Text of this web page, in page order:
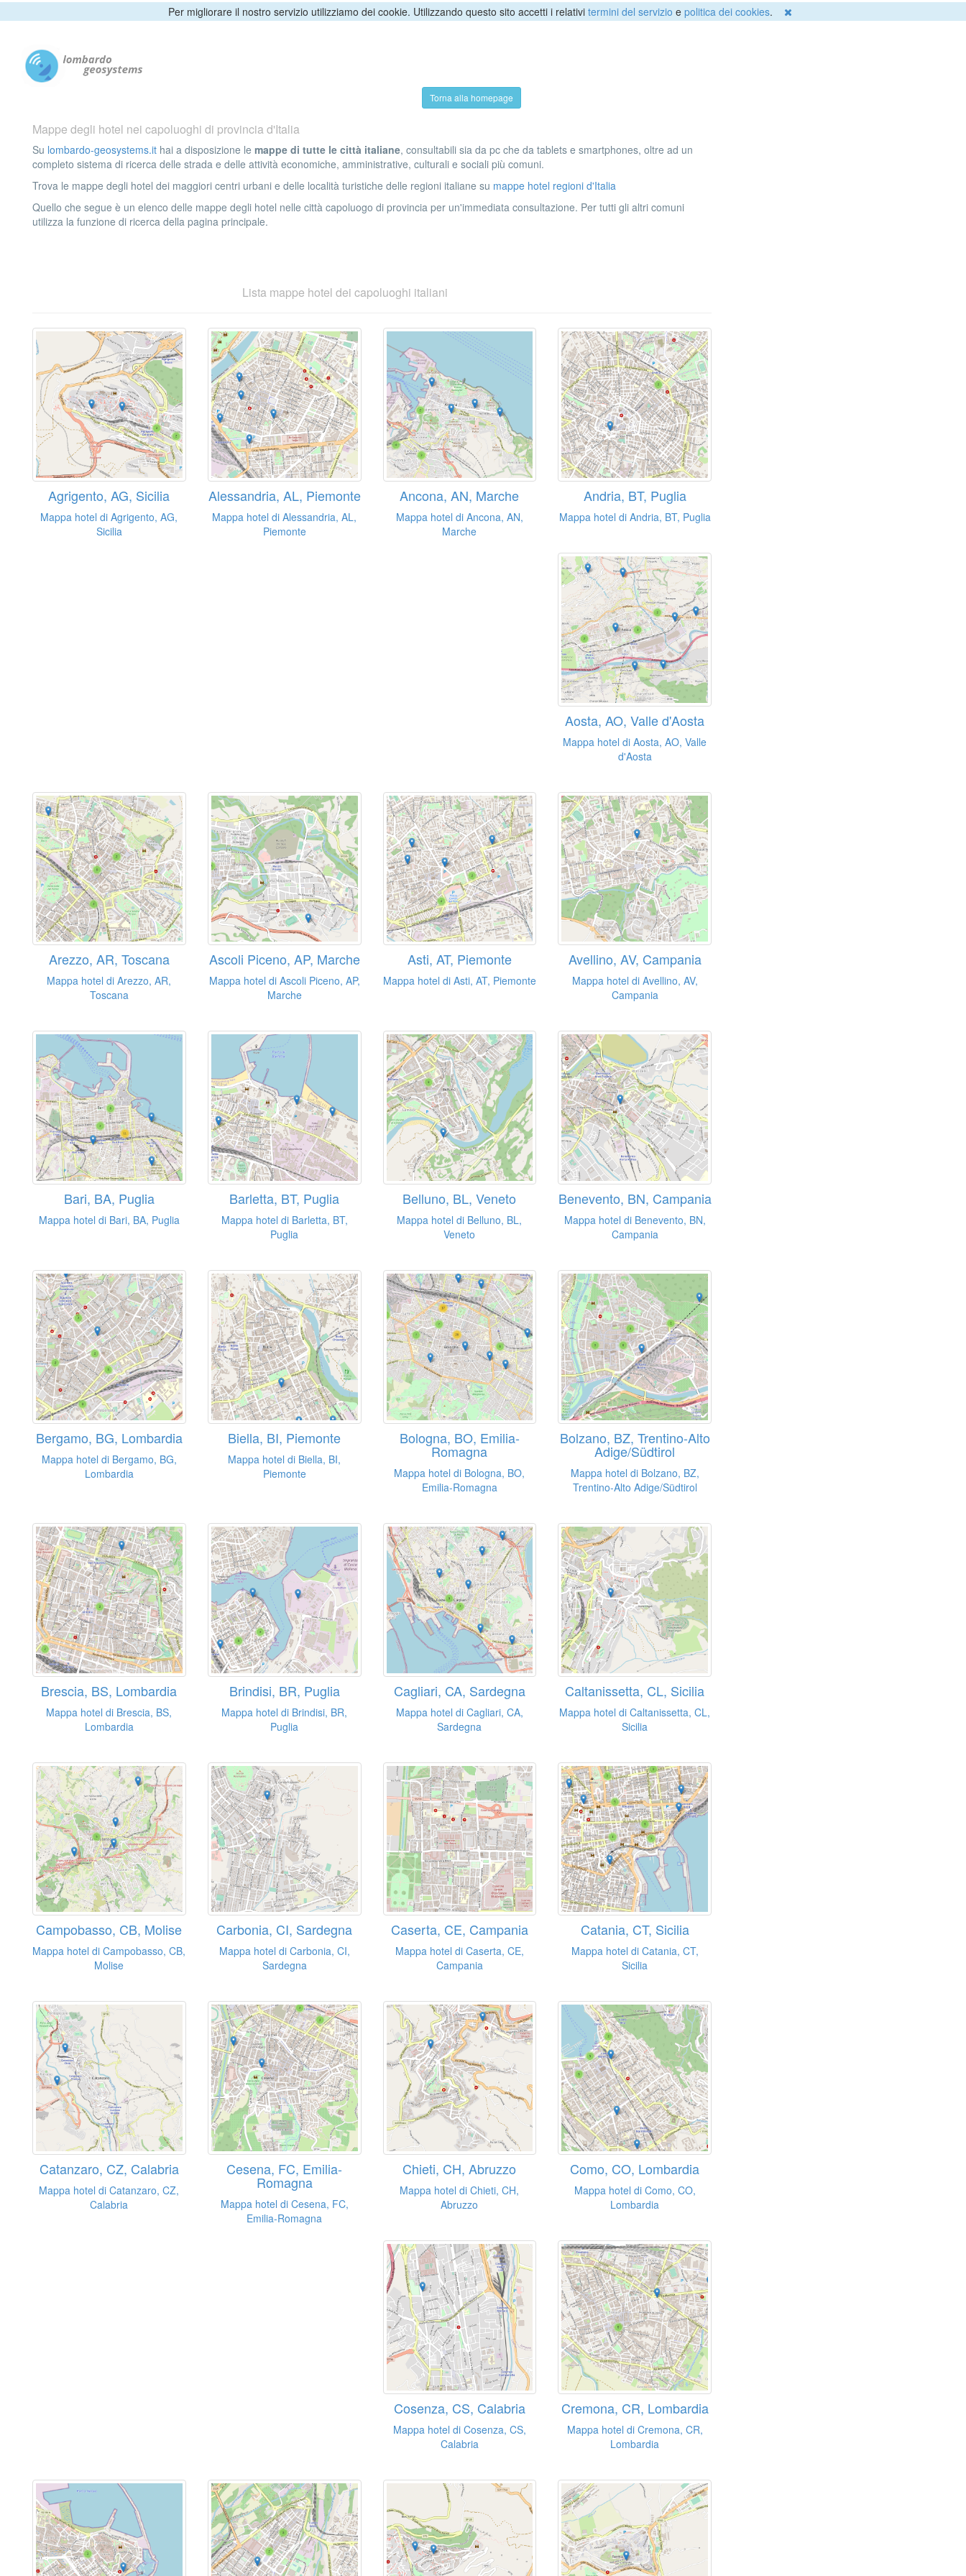
Per migliorare il nostro servizio utilizziamo dei cookie. Utilizzando questo sito accetti i relativi termini del servizio e politica dei cookies.
Torna alla homepage
Mappe degli hotel nei capoluoghi di provincia d'Italia
Su lombardo-geosystems.it hai a disposizione le mappe di tutte le città italiane, consultabili sia da pc che da tablets e smartphones, oltre ad un
completo sistema di ricerca delle strada e delle attività economiche, amministrative, culturali e sociali più comuni.
Trova le mappe degli hotel dei maggiori centri urbani e delle località turistiche delle regioni italiane su mappe hotel regioni d'Italia
Quello che segue è un elenco delle mappe degli hotel nelle città capoluogo di provincia per un'immediata consultazione. Per tutti gli altri comuni
utilizza la funzione di ricerca della pagina principale.
Lista mappe hotel dei capoluoghi italiani
Agrigento, AG, Sicilia
Mappa hotel di Agrigento, AG,
Sicilia
Alessandria, AL, Piemonte
Mappa hotel di Alessandria, AL,
Piemonte
Ancona, AN, Marche
Mappa hotel di Ancona, AN,
Marche
Andria, BT, Puglia
Mappa hotel di Andria, BT, Puglia
Aosta, AO, Valle d'Aosta
Mappa hotel di Aosta, AO, Valle
d'Aosta
Arezzo, AR, Toscana
Mappa hotel di Arezzo, AR,
Toscana
Ascoli Piceno, AP, Marche
Mappa hotel di Ascoli Piceno, AP,
Marche
Asti, AT, Piemonte
Mappa hotel di Asti, AT, Piemonte
Avellino, AV, Campania
Mappa hotel di Avellino, AV,
Campania
Bari, BA, Puglia
Mappa hotel di Bari, BA, Puglia
Barletta, BT, Puglia
Mappa hotel di Barletta, BT,
Puglia
Belluno, BL, Veneto
Mappa hotel di Belluno, BL,
Veneto
Benevento, BN, Campania
Mappa hotel di Benevento, BN,
Campania
Bergamo, BG, Lombardia
Mappa hotel di Bergamo, BG,
Lombardia
Biella, BI, Piemonte
Mappa hotel di Biella, BI,
Piemonte
Bologna, BO, Emilia-
Romagna
Mappa hotel di Bologna, BO,
Emilia-Romagna
Bolzano, BZ, Trentino-Alto
Adige/Südtirol
Mappa hotel di Bolzano, BZ,
Trentino-Alto Adige/Südtirol
Brescia, BS, Lombardia
Mappa hotel di Brescia, BS,
Lombardia
Brindisi, BR, Puglia
Mappa hotel di Brindisi, BR,
Puglia
Cagliari, CA, Sardegna
Mappa hotel di Cagliari, CA,
Sardegna
Caltanissetta, CL, Sicilia
Mappa hotel di Caltanissetta, CL,
Sicilia
Campobasso, CB, Molise
Mappa hotel di Campobasso, CB,
Molise
Carbonia, CI, Sardegna
Mappa hotel di Carbonia, CI,
Sardegna
Caserta, CE, Campania
Mappa hotel di Caserta, CE,
Campania
Catania, CT, Sicilia
Mappa hotel di Catania, CT,
Sicilia
Catanzaro, CZ, Calabria
Mappa hotel di Catanzaro, CZ,
Calabria
Cesena, FC, Emilia-
Romagna
Mappa hotel di Cesena, FC,
Emilia-Romagna
Chieti, CH, Abruzzo
Mappa hotel di Chieti, CH,
Abruzzo
Como, CO, Lombardia
Mappa hotel di Como, CO,
Lombardia
Cosenza, CS, Calabria
Mappa hotel di Cosenza, CS,
Calabria
Cremona, CR, Lombardia
Mappa hotel di Cremona, CR,
Lombardia